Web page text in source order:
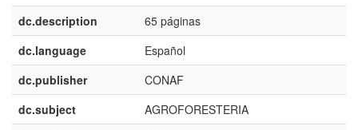
dc.description
65 páginas
dc.language
Español
dc.publisher
CONAF
dc.subject
AGROFORESTERIA